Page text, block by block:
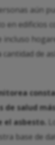
aún
en edificios
incluso
de
de salud
el asbesto.
base de